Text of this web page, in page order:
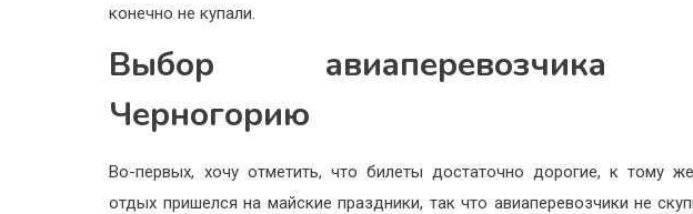
конечно не купали.
Выбор
Черногорию
Во-первых, хочу отметить, что билеты достаточно дорогие, к тому
отдых пришелся на майские праздники, так что авиаперевозчики не